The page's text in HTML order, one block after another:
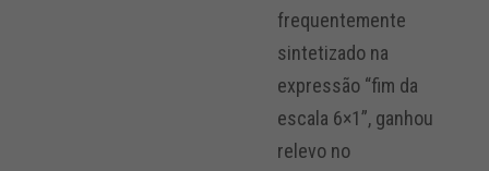
frequentemente
sintetizado na
expressão “fim da
escala 6×1”, ganhou
relevo no